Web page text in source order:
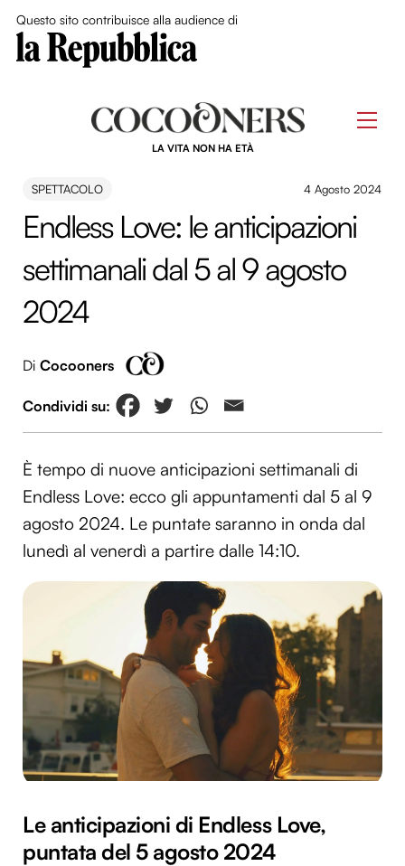
Questo sito contribuisce alla audience di
LA VITA NON HA ETÀ
SPETTACOLO 4 Agosto 2024
Endless Love: le anticipazioni
settimanali dal 5 al 9 agosto
2024
Di Cocooners
È tempo di nuove anticipazioni settimanali di
Endless Love: ecco gli appuntamenti dal 5 al 9
agosto 2024. Le puntate saranno in onda dal
lunedì al venerdì a partire dalle 14:10.
Le anticipazioni di Endless Love,
puntata del 5 agosto 2024